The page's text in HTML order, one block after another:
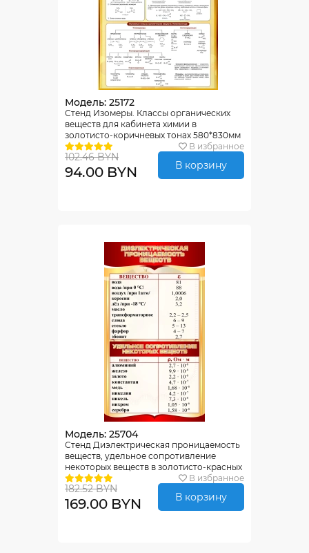
Модель: 25172
Стенд Изомеры. Классы органических
веществ для кабинета химии в
золотисто-коричневых тонах 580*830мм
В избранное
102.46 BYN
94.00 BYN В корзину
Модель: 25704
Стенд Диэлектрическая проницаемость
веществ, удельное сопротивление
некоторых веществ в золотисто-красных
тонах 650*1150мм
В избранное
182.52 BYN
169.00 BYN В корзину